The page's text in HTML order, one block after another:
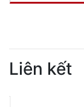
Liên kết